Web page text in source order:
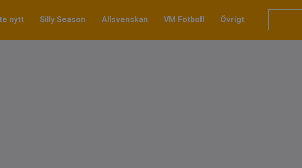
nytt Silly Season Allsvenskan VM Fotboll Övrigt